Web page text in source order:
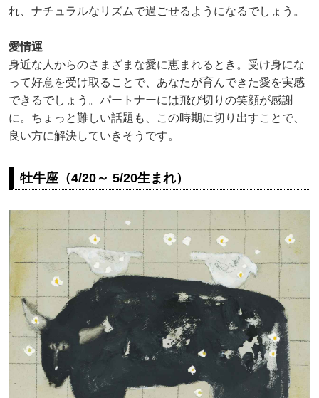
れ、ナチュラルなリズムで過ごせるようになるでしょう。
愛情運
身近な人からのさまざまな愛に恵まれるとき。受け身にな
って好意を受け取ることで、あなたが育んできた愛を実感
できるでしょう。パートナーには飛び切りの笑顔が感謝
に。ちょっと難しい話題も、この時期に切り出すことで、
良い方に解決していきそうです。
牡牛座（4/20～ 5/20生まれ）